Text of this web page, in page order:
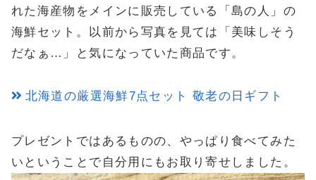
れた海産物をメインに販売している「島の人」の
海鮮セット。以前から写真を見ては「美味しそう
だなぁ…」と気になっていた商品です。
北海道の厳選海鮮7点セット 敬老の日ギフト
プレゼントではあるものの、やっぱり食べてみた
いということで自分用にもお取り寄せしました。